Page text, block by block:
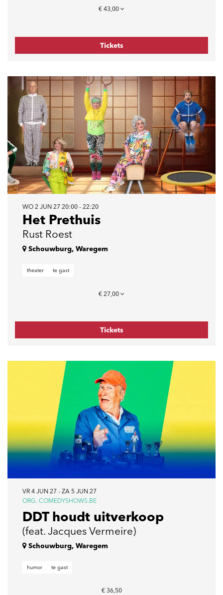
€ 43,00
Tickets
Het Prethuis
Rust Roest
WO 2 JUN 27 20:00 - 22:20
Schouwburg, Waregem
theater te gast
€ 27,00
Tickets
DDT houdt uitverkoop
(feat. Jacques Vermeire)
ORG. COMEDYSHOWS.BE
VR 4 JUN 27 - ZA 5 JUN 27
Schouwburg, Waregem
humor te gast
€ 36,50